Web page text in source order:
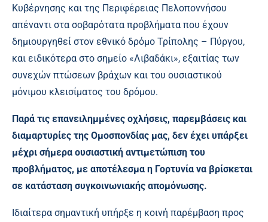
Κυβέρνησης και της Περιφέρειας Πελοποννήσου
απέναντι στα σοβαρότατα προβλήματα που έχουν
δημιουργηθεί στον εθνικό δρόμο Τρίπολης – Πύργου,
και ειδικότερα στο σημείο «Λιβαδάκι», εξαιτίας των
συνεχών πτώσεων βράχων και του ουσιαστικού
μόνιμου κλεισίματος του δρόμου.
Παρά τις επανειλημμένες οχλήσεις, παρεμβάσεις και
διαμαρτυρίες της Ομοσπονδίας μας, δεν έχει υπάρξει
μέχρι σήμερα ουσιαστική αντιμετώπιση του
προβλήματος, με αποτέλεσμα η Γορτυνία να βρίσκεται
σε κατάσταση συγκοινωνιακής απομόνωσης.
Ιδιαίτερα σημαντική υπήρξε η κοινή παρέμβαση προς